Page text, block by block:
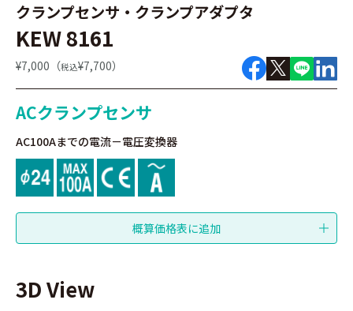
クランプセンサ・クランプアダプタ
KEW 8161
¥7,000（税込¥7,700）
ACクランプセンサ
AC100Aまでの電流－電圧変換器
3D View